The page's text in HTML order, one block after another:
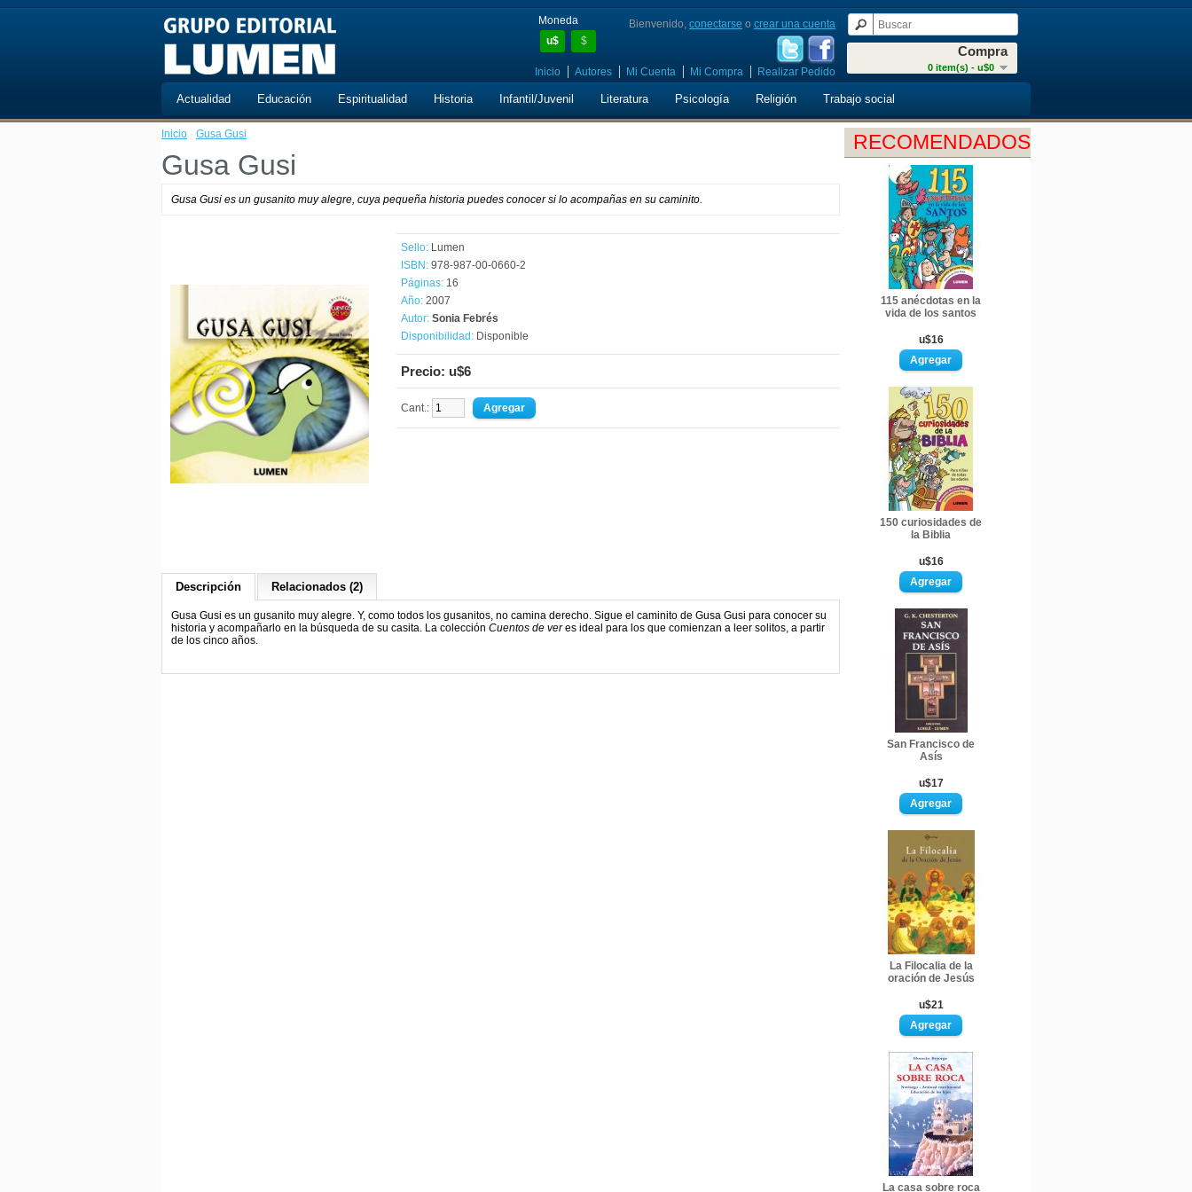
Moneda
u$
$
Compra
0 item(s) - u$0
Bienvenido, conectarse o crear una cuenta
Inicio Autores Mi Cuenta Mi Compra Realizar Pedido
Actualidad Educación Espiritualidad Historia Infantil/Juvenil Literatura Psicología Religión Trabajo social
RECOMENDADOS
115 anécdotas en la
vida de los santos
u$16
150 curiosidades de
la Biblia
u$16
San Francisco de
Asís
u$17
La Filocalia de la
oración de Jesús
u$21
La casa sobre roca
Inicio · Gusa Gusi
Gusa Gusi
Gusa Gusi es un gusanito muy alegre, cuya pequeña historia puedes conocer si lo acompañas en su caminito.
Sello: Lumen
ISBN: 978-987-00-0660-2
Páginas: 16
Año: 2007
Autor: Sonia Febrés
Disponibilidad: Disponible
Precio: u$6
Cant.:
Descripción Relacionados (2)
Gusa Gusi es un gusanito muy alegre. Y, como todos los gusanitos, no camina derecho. Sigue el caminito de Gusa Gusi para conocer su
historia y acompañarlo en la búsqueda de su casita. La colección Cuentos de veres ideal para los que comienzan a leer solitos, a partir
de los cinco años.